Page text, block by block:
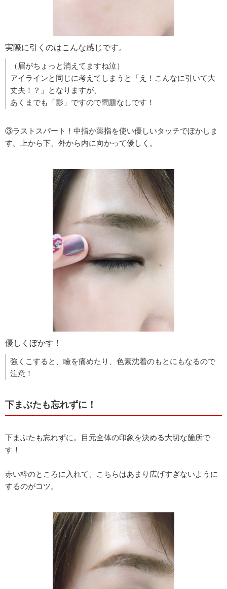
実際に引くのはこんな感じです。
（眉がちょっと消えてますね泣）
アイラインと同じに考えてしまうと「え！こんなに引いて大
丈夫！？」となりますが、
あくまでも「影」ですので問題なしです！
③ラストスパート！中指か薬指を使い優しいタッチでぼかしま
す。上から下、外から内に向かって優しく。
優しくぼかす！
強くこすると、瞼を痛めたり、色素沈着のもとにもなるので
注意！
下まぶたも忘れずに！
下まぶたも忘れずに。目元全体の印象を決める大切な箇所で
す！
赤い枠のところに入れて、こちらはあまり広げすぎないように
するのがコツ。